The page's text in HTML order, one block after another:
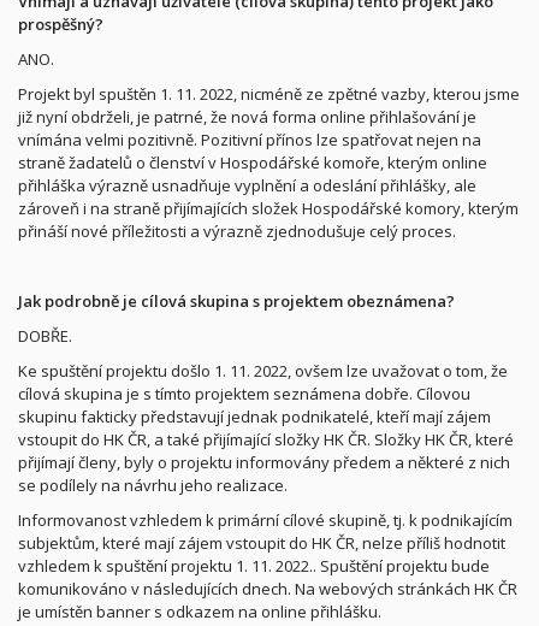
prospěšný?
ANO.
Projekt byl spuštěn 1. 11. 2022, nicméně ze zpětné vazby, kterou jsme
již nyní obdrželi, je patrné, že nová forma online přihlašování je
vnímána velmi pozitivně. Pozitivní přínos lze spatřovat nejen na
straně žadatelů o členství v Hospodářské komoře, kterým online
přihláška výrazně usnadňuje vyplnění a odeslání přihlášky, ale
zároveň i na straně přijímajících složek Hospodářské komory, kterým
přináší nové příležitosti a výrazně zjednodušuje celý proces.
Jak podrobně je cílová skupina s projektem obeznámena?
DOBŘE.
Ke spuštění projektu došlo 1. 11. 2022, ovšem lze uvažovat o tom, že
cílová skupina je s tímto projektem seznámena dobře. Cílovou
skupinu fakticky představují jednak podnikatelé, kteří mají zájem
vstoupit do HK ČR, a také přijímající složky HK ČR. Složky HK ČR, které
přijímají členy, byly o projektu informovány předem a některé z nich
se podílely na návrhu jeho realizace.
Informovanost vzhledem k primární cílové skupině, tj. k podnikajícím
subjektům, které mají zájem vstoupit do HK ČR, nelze příliš hodnotit
vzhledem k spuštění projektu 1. 11. 2022.. Spuštění projektu bude
komunikováno v následujících dnech. Na webových stránkách HK ČR
je umístěn banner s odkazem na online přihlášku.